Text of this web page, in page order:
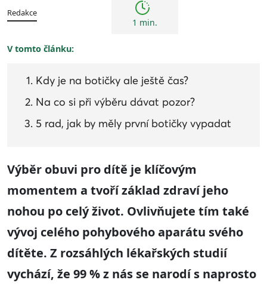
Redakce
1 min.
V tomto článku:
Kdy je na botičky ale ještě čas?
Na co si při výběru dávat pozor?
5 rad, jak by měly první botičky vypadat
Výběr obuvi pro dítě je klíčovým
momentem a tvoří základ zdraví jeho
nohou po celý život. Ovlivňujete tím také
vývoj celého pohybového aparátu svého
dítěte. Z rozsáhlých lékařských studií
vychází, že 99 % z nás se narodí s naprosto